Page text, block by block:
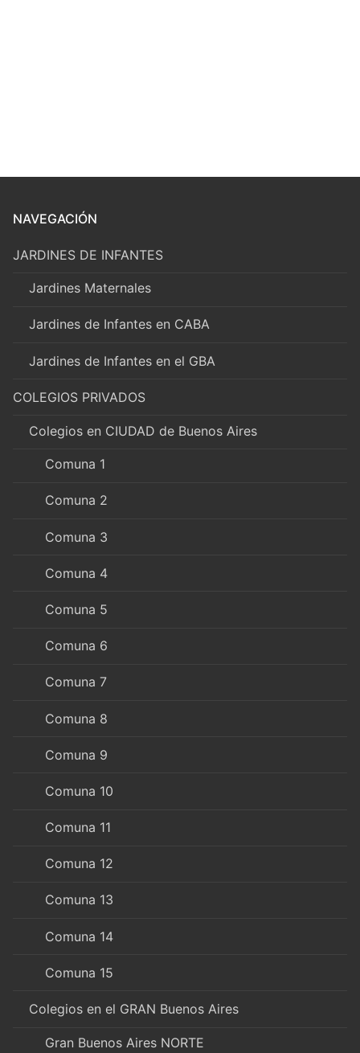
NAVEGACIÓN
JARDINES DE INFANTES
Jardines Maternales
Jardines de Infantes en CABA
Jardines de Infantes en el GBA
COLEGIOS PRIVADOS
Colegios en CIUDAD de Buenos Aires
Comuna 1
Comuna 2
Comuna 3
Comuna 4
Comuna 5
Comuna 6
Comuna 7
Comuna 8
Comuna 9
Comuna 10
Comuna 11
Comuna 12
Comuna 13
Comuna 14
Comuna 15
Colegios en el GRAN Buenos Aires
Gran Buenos Aires NORTE